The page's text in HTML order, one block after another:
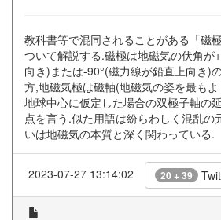
教科書等で混同されることがある「磁
ついて解説する.磁極は地磁気の伏角が
向き)または-90°(磁力線が鉛直上向き)
方,地磁気極は磁軸(地磁気の姿を最も
地球中心に仮定した場合の双極子軸の
点を言う.似た用語は紛らわしく混乱の
いは地磁気の本質と深く関わっている.
2023-07-27 13:14:02 20 + 39